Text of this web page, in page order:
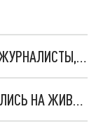
ОГНЕННЫЙ АД ДЛЯ ПРАВДЫ. АРАБСКОЕ БЮРО RT ПОД ОБСТРЕЛОМ — ПОГИБЛИ ЖУРНАЛИСТЫ, ИЗРАИЛЬ МОЛЧИТ
ЕГИПЕТСКИЙ КАРАКАЛ ПЕРЕШЁЛ ГРАНИЦУ. ИЗРАИЛЬСКИЕ СОЛДАТЫ ПОЖАЛОВАЛИСЬ НА ЖИВОТНОЕ